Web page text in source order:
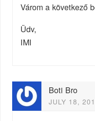
Várom a következő
Üdv,
IMI
Boti Bro
JULY 18,